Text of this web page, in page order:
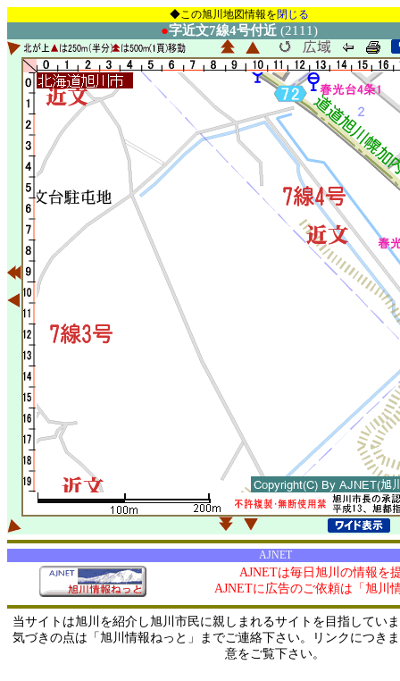
◆この旭川地図情報を閉じる
●字近文7線4号付近 (2111)
AJNET
AJNETは毎日旭川の情報を
AJNETに広告のご依頼は「旭川
当サイトは旭川を紹介し旭川市民に親しまれるサイトを目指してい
気づきの点は「旭川情報ねっと」までご連絡下さい。リンクにつき
意をご覧下さい。